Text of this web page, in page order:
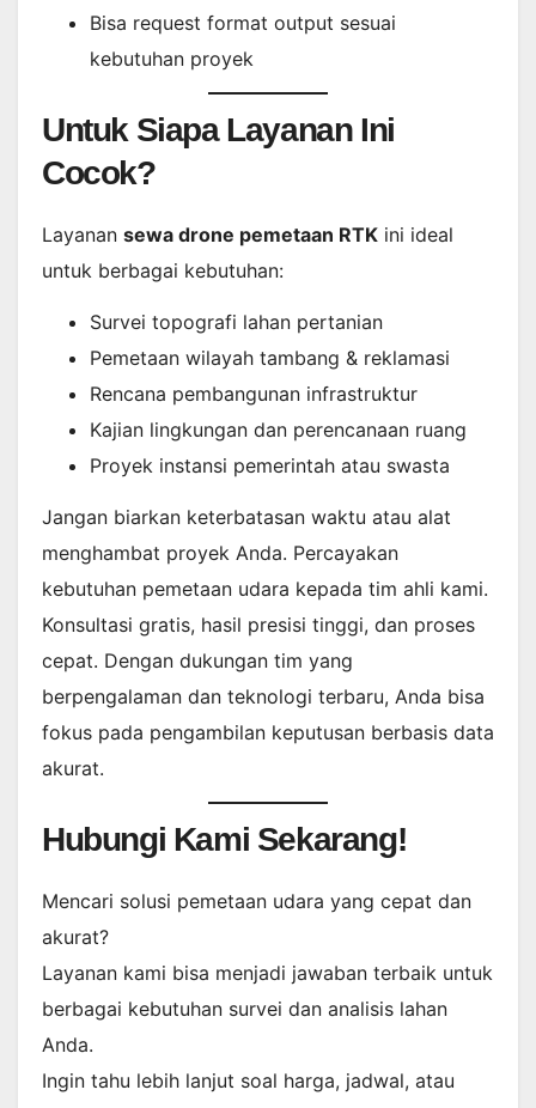
Bisa request format output sesuai
kebutuhan proyek
Untuk Siapa Layanan Ini
Cocok?
Layanan sewa drone pemetaan RTK ini ideal
untuk berbagai kebutuhan:
Survei topografi lahan pertanian
Pemetaan wilayah tambang & reklamasi
Rencana pembangunan infrastruktur
Kajian lingkungan dan perencanaan ruang
Proyek instansi pemerintah atau swasta
Jangan biarkan keterbatasan waktu atau alat
menghambat proyek Anda. Percayakan
kebutuhan pemetaan udara kepada tim ahli kami.
Konsultasi gratis, hasil presisi tinggi, dan proses
cepat. Dengan dukungan tim yang
berpengalaman dan teknologi terbaru, Anda bisa
fokus pada pengambilan keputusan berbasis data
akurat.
Hubungi Kami Sekarang!
Mencari solusi pemetaan udara yang cepat dan
akurat?
Layanan kami bisa menjadi jawaban terbaik untuk
berbagai kebutuhan survei dan analisis lahan
Anda.
Ingin tahu lebih lanjut soal harga, jadwal, atau